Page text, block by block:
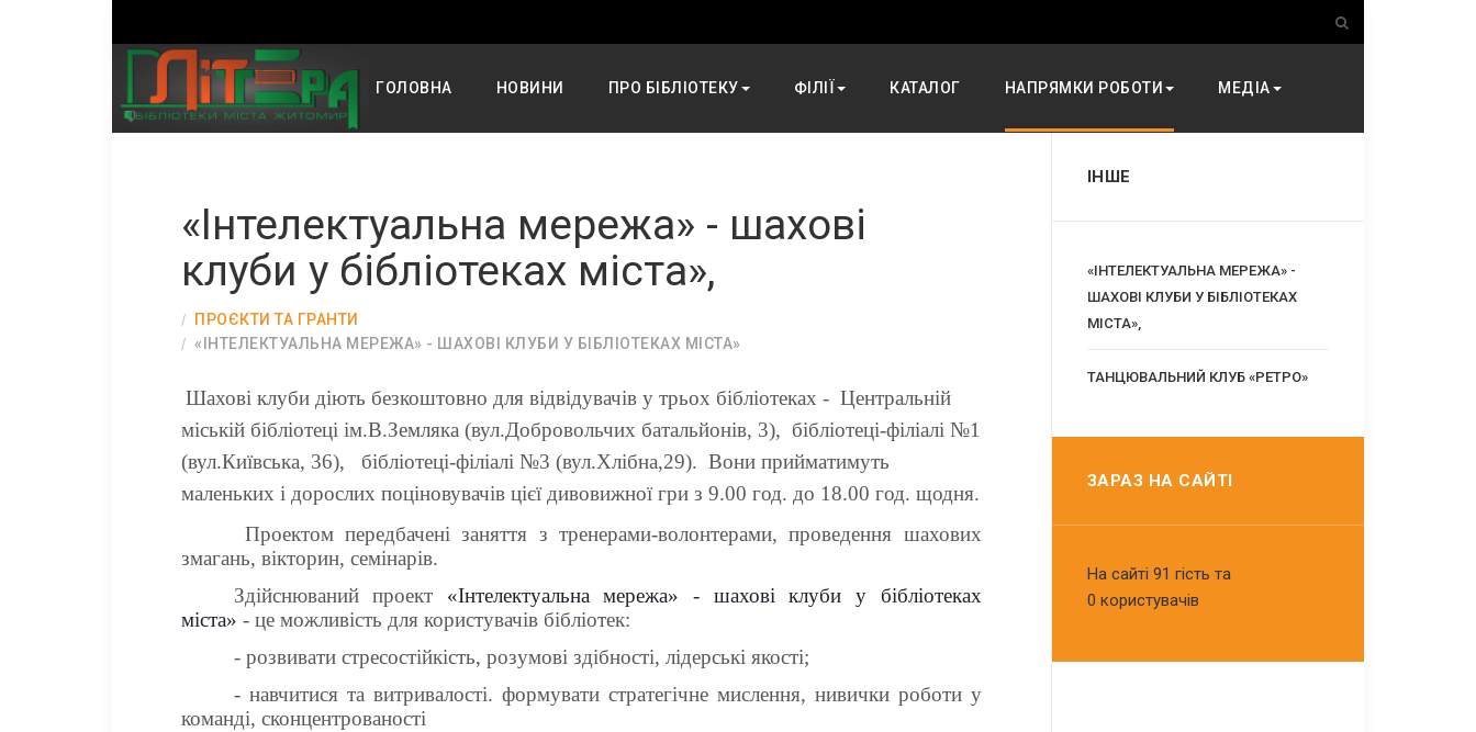
ГОЛОВНА НОВИНИ ПРО БІБЛІОТЕКУ ФІЛІЇ КАТАЛОГ НАПРЯМКИ РОБОТИ МЕДІА
«Інтелектуальна мережа» - шахові
клуби у бібліотеках міста»,
ПРОЄКТИ ТА ГРАНТИ
«ІНТЕЛЕКТУАЛЬНА МЕРЕЖА» - ШАХОВІ КЛУБИ У БІБЛІОТЕКАХ МІСТА»
Шахові клуби діють безкоштовно для відвідувачів у трьох бібліотеках - Центральній
міській бібліотеці ім.В.Земляка (вул.Добровольчих батальйонів, 3), бібліотеці-філіалі №1
(вул.Київська, 36), бібліотеці-філіалі №3 (вул.Хлібна,29). Вони прийматимуть
маленьких і дорослих поціновувачів цієї дивовижної гри з 9.00 год. до 18.00 год. щодня.
Проектом передбачені заняття з тренерами-волонтерами, проведення шахових
змагань, вікторин, семінарів.
Здійснюваний проект «Інтелектуальна мережа» - шахові клуби у бібліотеках
міста»- це можливість для користувачів бібліотек:
- розвивати стресостійкість, розумові здібності, лідерські якості;
- навчитися та витривалості. формувати стратегічне мислення, нивички роботи у
команді, сконцентрованості
ІНШЕ
«ІНТЕЛЕКТУАЛЬНА МЕРЕЖА» -
ШАХОВІ КЛУБИ У БІБЛІОТЕКАХ
МІСТА»,
ТАНЦЮВАЛЬНИЙ КЛУБ «РЕТРО»
ЗАРАЗ НА САЙТІ
На сайті 91 гість та
0 користувачів